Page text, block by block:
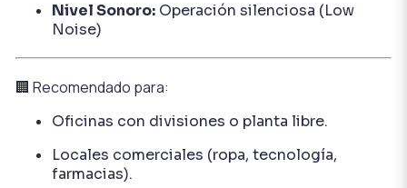
Nivel Sonoro:Operación silenciosa (Low
Noise)
🏢 Recomendado para:
Oficinas con divisiones o planta libre.
Locales comerciales (ropa, tecnología,
farmacias).